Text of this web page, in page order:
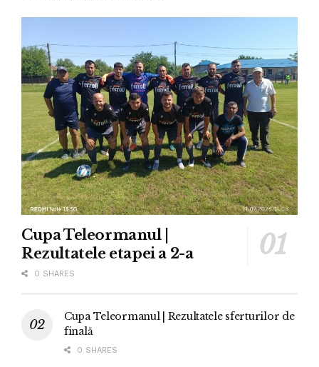
Cupa Teleormanul |
Rezultatele etapei a 2-a
0 SHARES
Cupa Teleormanul | Rezultatele sferturilor de
finală
0 SHARES